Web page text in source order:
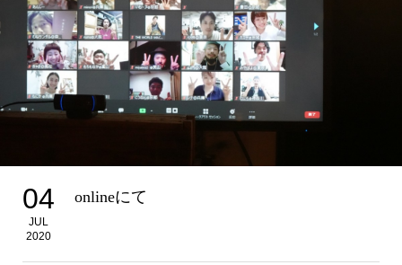
04
JUL
2020
onlineにて